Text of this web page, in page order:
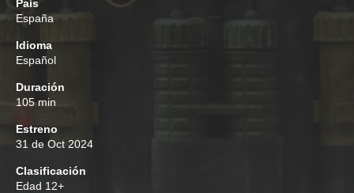
País
España
Idioma
Español
Duración
105 min
Estreno
31 de Oct 2024
Clasificación
Edad 12+